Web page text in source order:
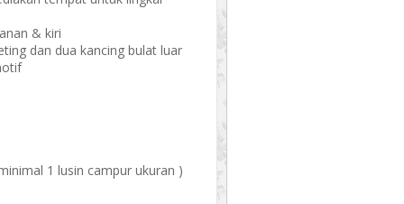
& kiri
dan dua kancing bulat luar
1 lusin campur ukuran )